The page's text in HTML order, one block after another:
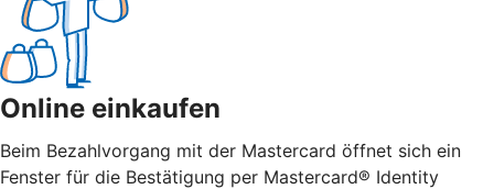
Online einkaufen
Beim Bezahlvorgang mit der Mastercard öffnet sich ein
Fenster für die Bestätigung per Mastercard® Identity